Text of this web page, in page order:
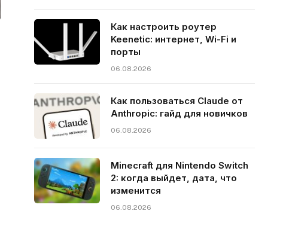
Как настроить роутер
Keenetic: интернет, Wi-Fi и
порты
06.08.2026
Как пользоваться Claude от
Anthropic: гайд для новичков
06.08.2026
Minecraft для Nintendo Switch
2: когда выйдет, дата, что
изменится
06.08.2026